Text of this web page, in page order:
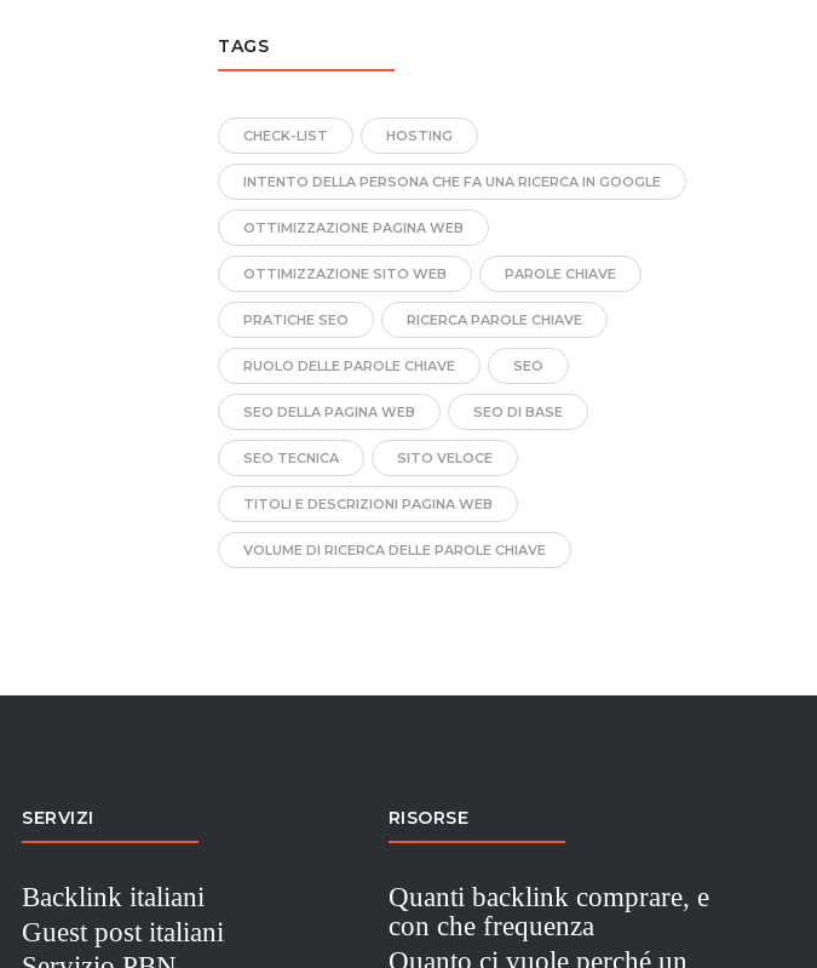
TAGS
CHECK-LIST HOSTING
INTENTO DELLA PERSONA CHE FA UNA RICERCA IN GOOGLE
OTTIMIZZAZIONE PAGINA WEB
OTTIMIZZAZIONE SITO WEB PAROLE CHIAVE
PRATICHE SEO RICERCA PAROLE CHIAVE
RUOLO DELLE PAROLE CHIAVE SEO
SEO DELLA PAGINA WEB SEO DI BASE
SEO TECNICA SITO VELOCE
TITOLI E DESCRIZIONI PAGINA WEB
VOLUME DI RICERCA DELLE PAROLE CHIAVE
SERVIZI
Backlink italiani
Guest post italiani
RISORSE
Quanti backlink comprare, e
con che frequenza
Quanto ci vuole perché un